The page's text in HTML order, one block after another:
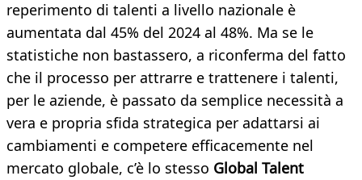
reperimento di talenti a livello nazionale è
aumentata dal 45% del 2024 al 48%. Ma se le
statistiche non bastassero, a riconferma del fatto
che il processo per attrarre e trattenere i talenti,
per le aziende, è passato da semplice necessità a
vera e propria sfida strategica per adattarsi ai
cambiamenti e competere efficacemente nel
mercato globale, c’è lo stesso Global Talent